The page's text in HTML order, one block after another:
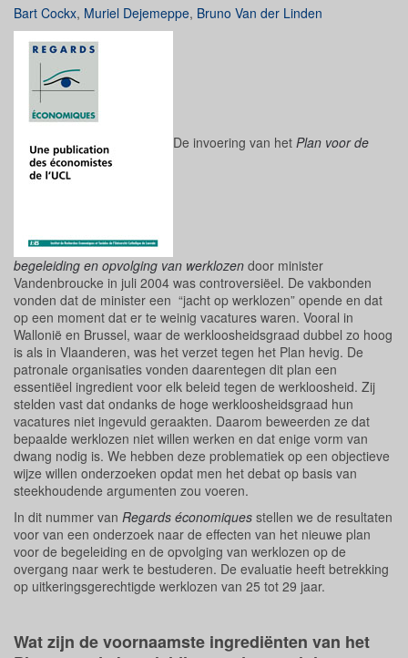
Bart Cockx, Muriel Dejemeppe, Bruno Van der Linden
De invoering van het Plan voor de
begeleiding en opvolging van werklozen door minister
Vandenbroucke in juli 2004 was controversiëel. De vakbonden
vonden dat de minister een “jacht op werklozen” opende en dat
op een moment dat er te weinig vacatures waren. Vooral in
Wallonië en Brussel, waar de werkloosheidsgraad dubbel zo hoog
is als in Vlaanderen, was het verzet tegen het Plan hevig. De
patronale organisaties vonden daarentegen dit plan een
essentiëel ingredient voor elk beleid tegen de werkloosheid. Zij
stelden vast dat ondanks de hoge werkloosheidsgraad hun
vacatures niet ingevuld geraakten. Daarom beweerden ze dat
bepaalde werklozen niet willen werken en dat enige vorm van
dwang nodig is. We hebben deze problematiek op een objectieve
wijze willen onderzoeken opdat men het debat op basis van
steekhoudende argumenten zou voeren.
In dit nummer van Regards économiques stellen we de resultaten
voor van een onderzoek naar de effecten van het nieuwe plan
voor de begeleiding en de opvolging van werklozen op de
overgang naar werk te bestuderen. De evaluatie heeft betrekking
op uitkeringsgerechtigde werklozen van 25 tot 29 jaar.
Wat zijn de voornaamste ingrediënten van het